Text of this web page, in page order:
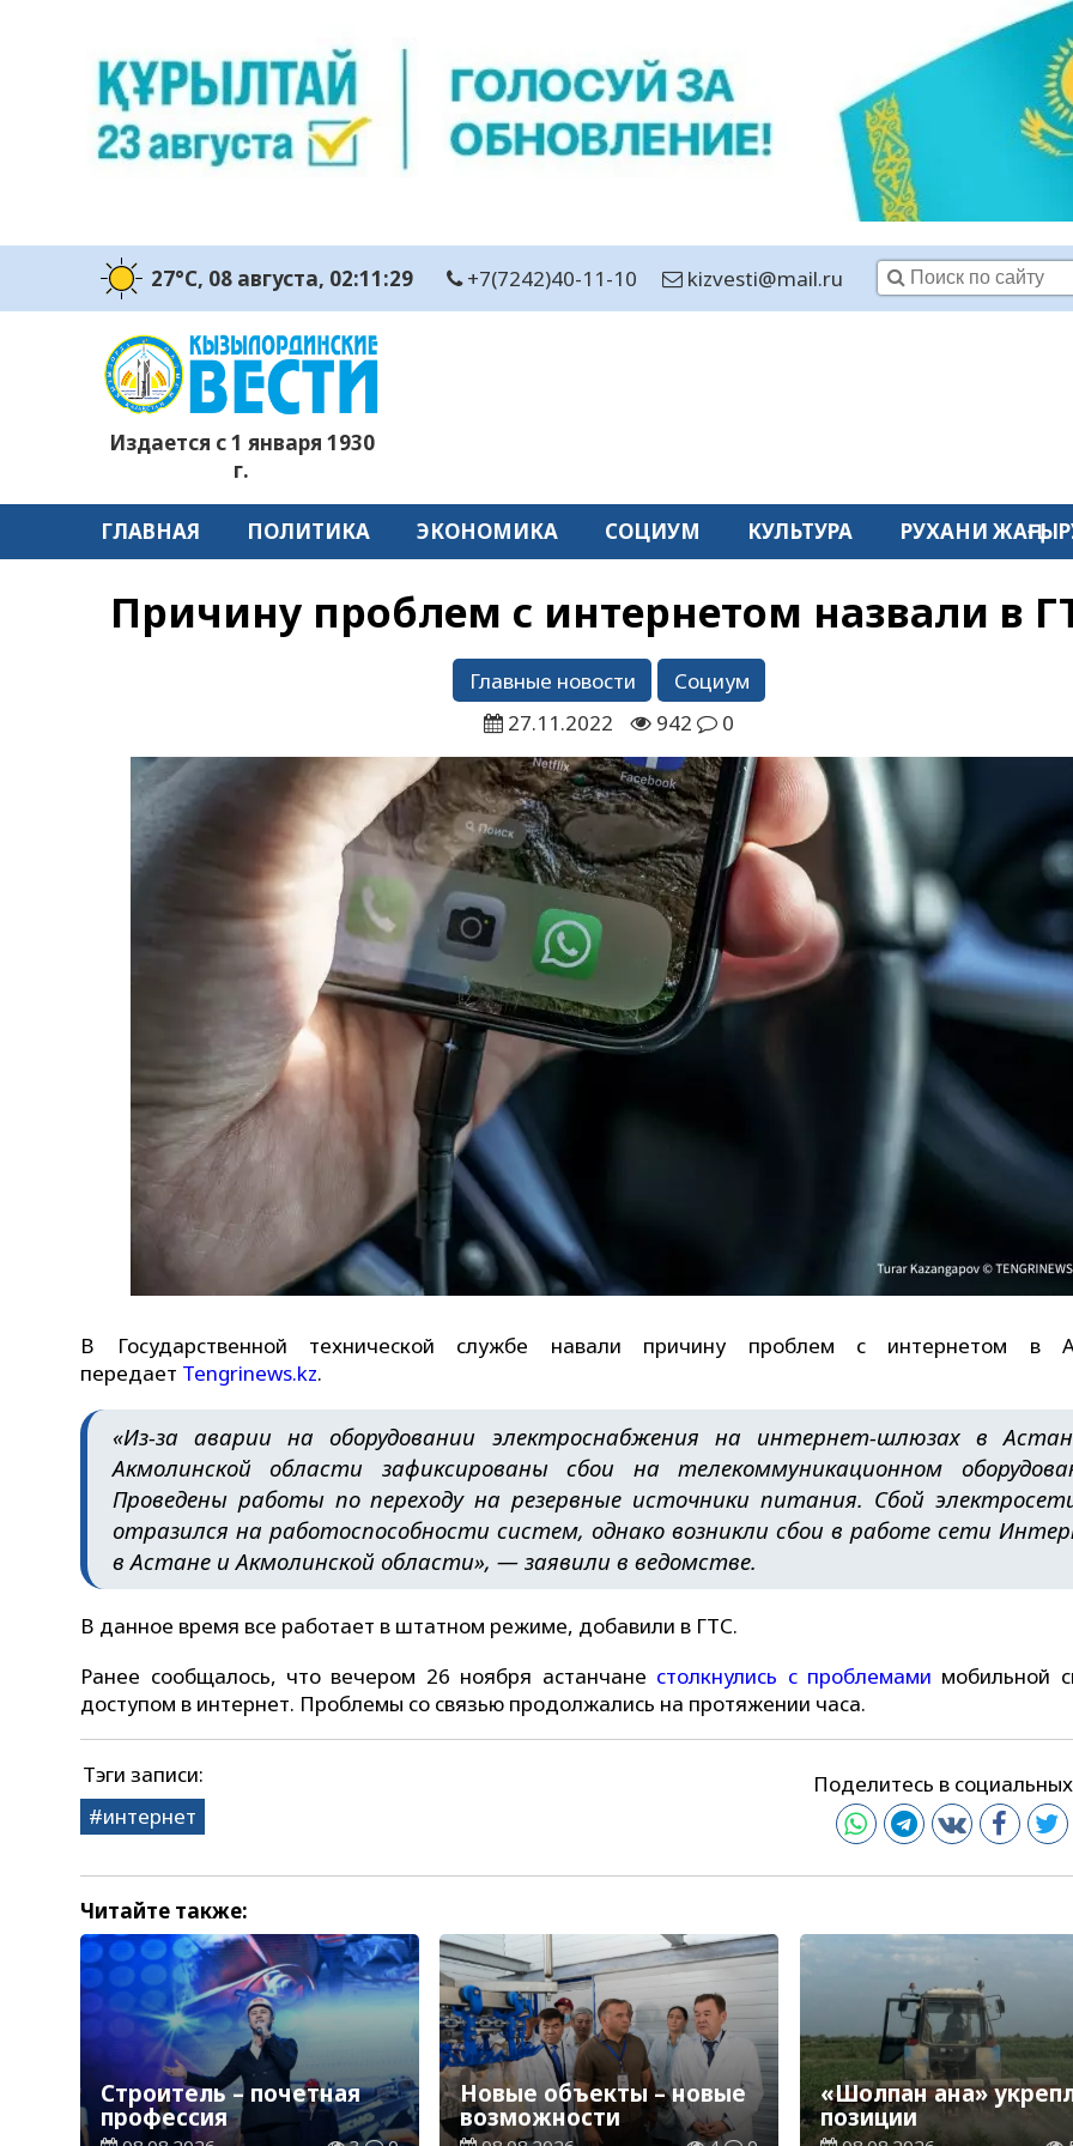
27°C, 08 августа, 02:11:30 +7(7242)40-11-10 kizvesti@mail.ru
Издается с 1 января 1930
г.
ГЛАВНАЯ ПОЛИТИКА ЭКОНОМИКА СОЦИУМ КУЛЬТУРА РУХАНИ
Причину проблем с интернетом назвали в
Главные новости
Социум
27.11.2022
942 0
В Государственной технической службе навали причину проблем с интернетом в
передает Tengrinews.kz.
«Из-за аварии на оборудовании электроснабжения на интернет-шлюзах в
Акмолинской области зафиксированы сбои на телекоммуникационном
Проведены работы по переходу на резервные источники питания. Сбой
отразился на работоспособности систем, однако возникли сбои в работе сети
в Астане и Акмолинской области», — заявили в ведомстве.
В данное время все работает в штатном режиме, добавили в ГТС.
Ранее сообщалось, что вечером 26 ноября астанчане столкнулись с проблемами мобильной
доступом в интернет. Проблемы со связью продолжались на протяжении часа.
Тэги записи:
интернет
Поделитесь в
Читайте также:
Строитель – почетная
профессия
Новые объекты – новые
возможности
«Шолпан ана»
позиции